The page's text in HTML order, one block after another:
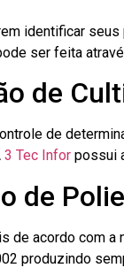
identificar
ser feita
de
de
3 Tec Infor possui
de
de acordo com
produzindo